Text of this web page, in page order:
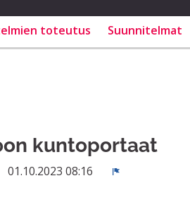
toteutus Suunnitelmat
kuntoportaat
01.10.2023 08:16